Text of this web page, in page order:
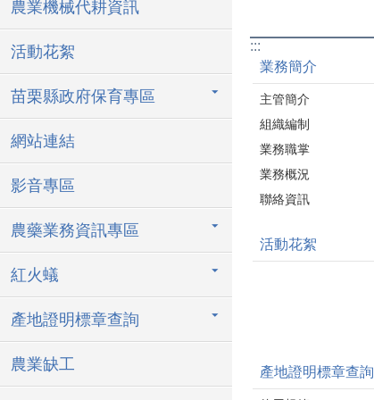
農業機械代耕資訊
活動花絮
苗栗縣政府保育專區
網站連結
影音專區
農藥業務資訊專區
紅火蟻
產地證明標章查詢
農業缺工
:::
業務簡介
主管簡介
組織編制
業務職掌
業務概況
聯絡資訊
活動花絮
產地證明標章查詢